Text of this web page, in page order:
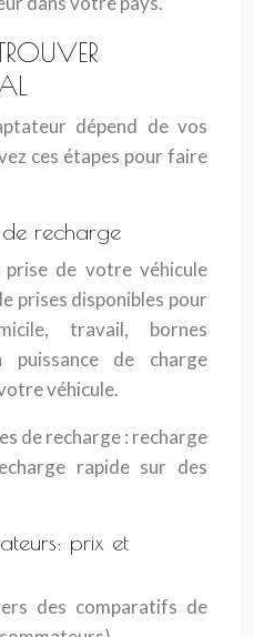
dépend de vos
ces étapes pour faire
de recharge
de votre véhicule
prises disponibles pour
travail, bornes
puissance de charge
véhicule.
de recharge : recharge
rapide sur des
prix et
des comparatifs de